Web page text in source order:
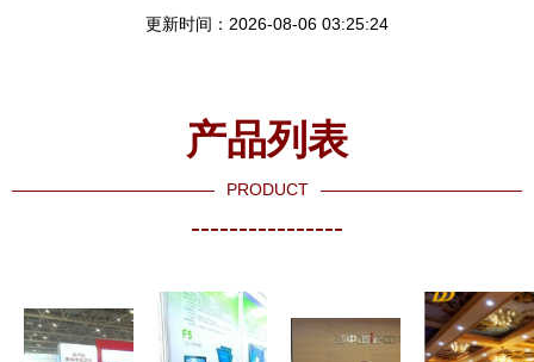
更新时间：2026-08-06 03:25:24
产品列表
PRODUCT
----------------